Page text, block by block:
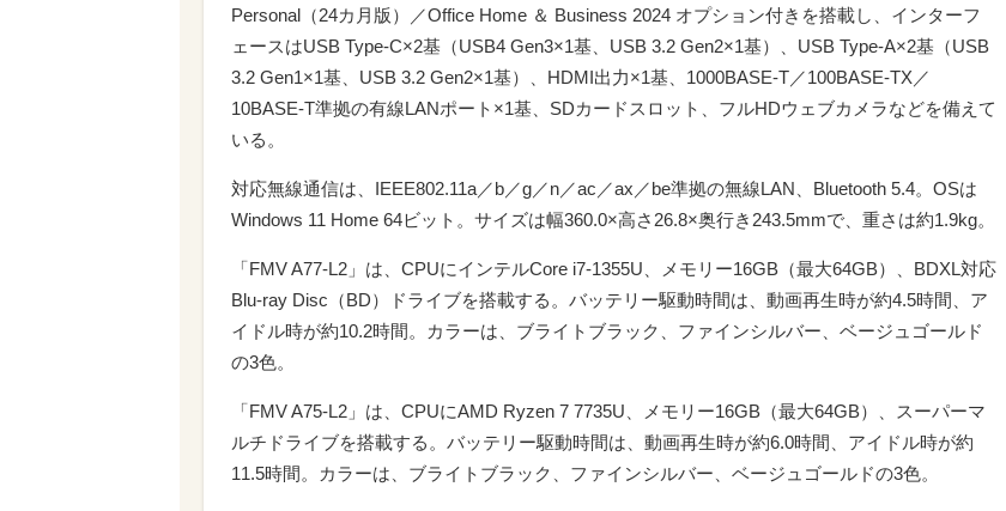
Personal（24カ月版）／Office Home ＆ Business 2024 オプション付きを搭載し、インターフ
ェースはUSB Type-C×2基（USB4 Gen3×1基、USB 3.2 Gen2×1基）、USB Type-A×2基（USB
3.2 Gen1×1基、USB 3.2 Gen2×1基）、HDMI出力×1基、1000BASE-T／100BASE-TX／
10BASE-T準拠の有線LANポート×1基、SDカードスロット、フルHDウェブカメラなどを備えて
いる。
対応無線通信は、IEEE802.11a／b／g／n／ac／ax／be準拠の無線LAN、Bluetooth 5.4。OSは
Windows 11 Home 64ビット。サイズは幅360.0×高さ26.8×奥行き243.5mmで、重さは約1.9kg。
「FMV A77-L2」は、CPUにインテルCore i7-1355U、メモリー16GB（最大64GB）、BDXL対応
Blu-ray Disc（BD）ドライブを搭載する。バッテリー駆動時間は、動画再生時が約4.5時間、ア
イドル時が約10.2時間。カラーは、ブライトブラック、ファインシルバー、ベージュゴールド
の3色。
「FMV A75-L2」は、CPUにAMD Ryzen 7 7735U、メモリー16GB（最大64GB）、スーパーマ
ルチドライブを搭載する。バッテリー駆動時間は、動画再生時が約6.0時間、アイドル時が約
11.5時間。カラーは、ブライトブラック、ファインシルバー、ベージュゴールドの3色。